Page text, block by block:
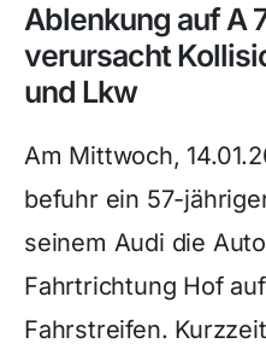
Ablenkung auf A
verursacht
und Lkw
Am Mittwoch,
befuhr ein 57-
seinem Audi die
Fahrtrichtung Hof
Fahrstreifen.